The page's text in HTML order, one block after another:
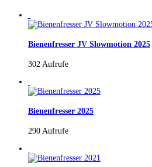
Bienenfresser JV Slowmotion 2025
302 Aufrufe
Bienenfresser 2025
290 Aufrufe